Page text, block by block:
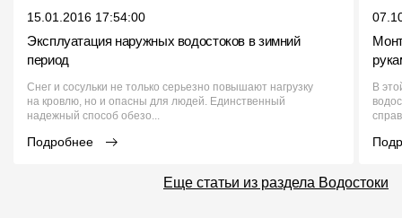
15.01.2016 17:54:00
Эксплуатация наружных водостоков в зимний
период
Снег и сосульки не только серьезно повышают нагрузку
на кровлю, но и опасны для людей. Единственный
надежный способ обезо...
Подробнее
В
Еще статьи из раздела Водостоки